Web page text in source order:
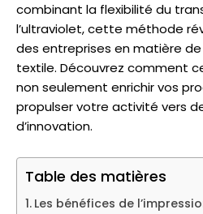
combinant la flexibilité du
l’ultraviolet, cette méthode
des entreprises en matière
textile. Découvrez comment
non seulement enrichir vos
propulser votre activité vers
d’innovation.
Table des matières
Les bénéfices de